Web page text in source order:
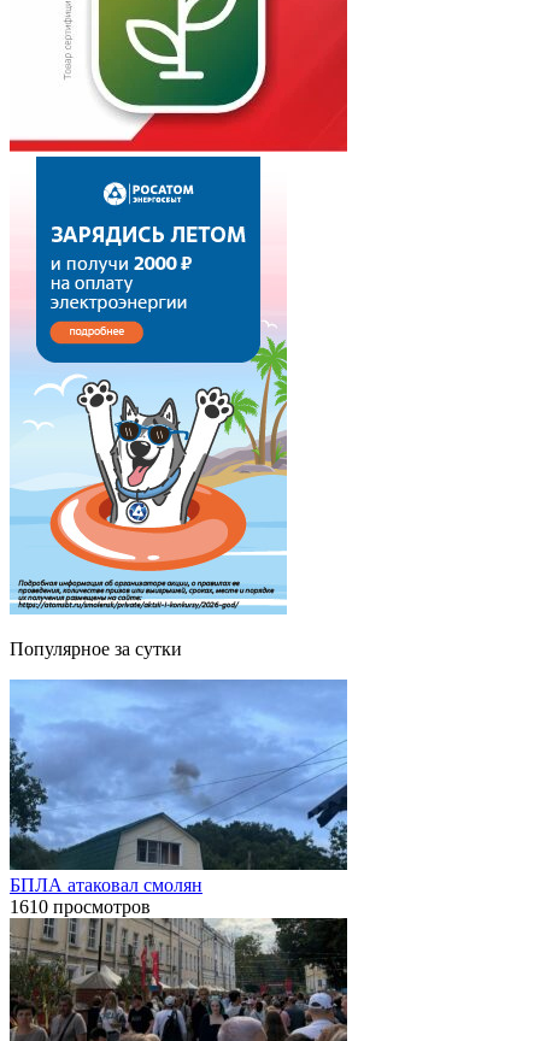
Популярное за сутки
БПЛА атаковал смолян
1610 просмотров